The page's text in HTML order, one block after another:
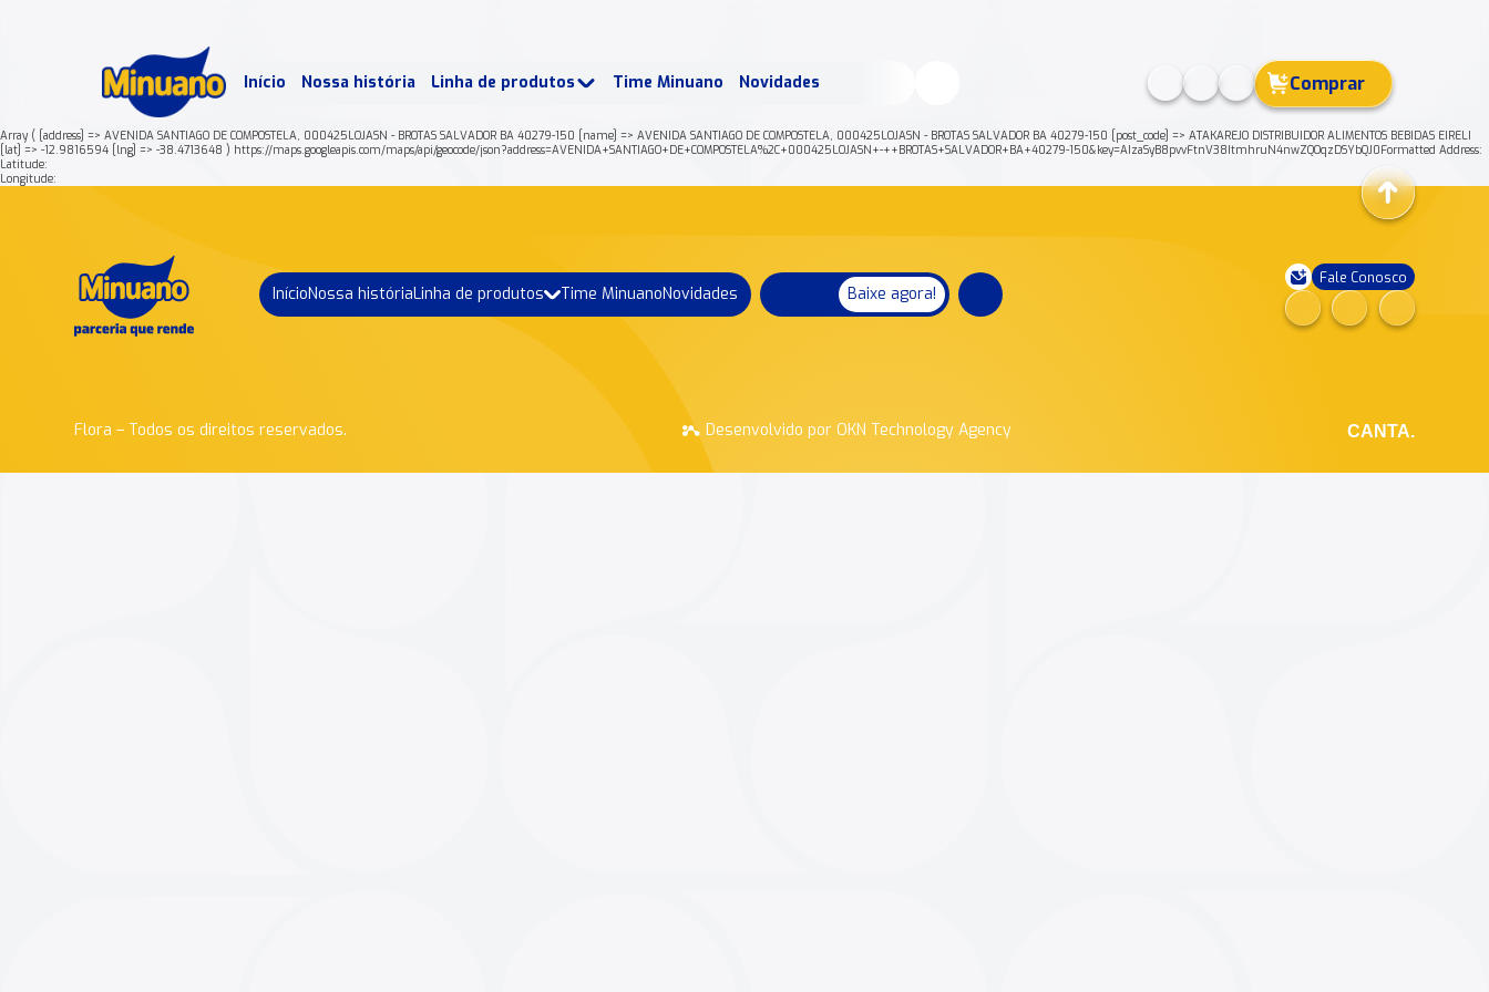
Início Nossa história Linha de produtos Time Minuano Novidades Comprar
Array ( [address] => AVENIDA SANTIAGO DE COMPOSTELA, 000425LOJASN - BROTAS SALVADOR BA 40279-150 [name] => AVENIDA SANTIAGO DE COMPOSTELA, 000425LOJASN - BROTAS SALVADOR BA 40279-150 [post_code] => ATAKAREJO DISTRIBUIDOR ALIMENTOS BEBIDAS EIRELI
[lat] => -12.9816594 [lng] => -38.4713648 ) https://maps.googleapis.com/maps/api/geocode/json?address=AVENIDA+SANTIAGO+DE+COMPOSTELA%2C+000425LOJASN+-++BROTAS+SALVADOR+BA+40279-150&key=AIzaSyB8pvvFtnV38ItmhruN4nwZQOqzDSYbQJ0Formatted Address:
Latitude:
Longitude:
InícioNossa históriaLinha de produtos Time MinuanoNovidades Baixe agora!
Fale Conosco
Flora – Todos os direitos reservados. Desenvolvido por OKN Technology Agency CANTA.